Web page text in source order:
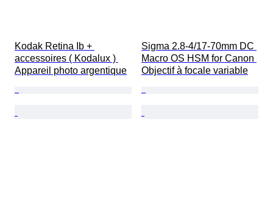
Kodak Retina Ib +
accessoires ( Kodalux )
Appareil photo argentique
Sigma 2.8-4/17-70mm DC
Macro OS HSM for Canon
Objectif à focale variable